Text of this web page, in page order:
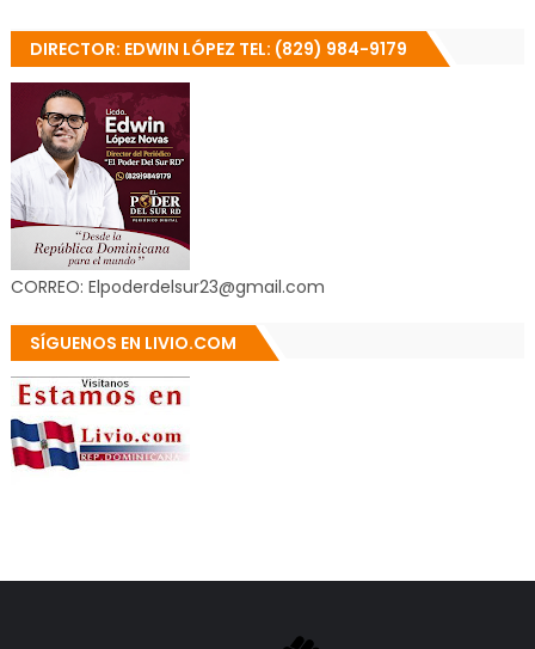
DIRECTOR: EDWIN LÓPEZ TEL: (829) 984-9179
CORREO: Elpoderdelsur23@gmail.com
SÍGUENOS EN LIVIO.COM